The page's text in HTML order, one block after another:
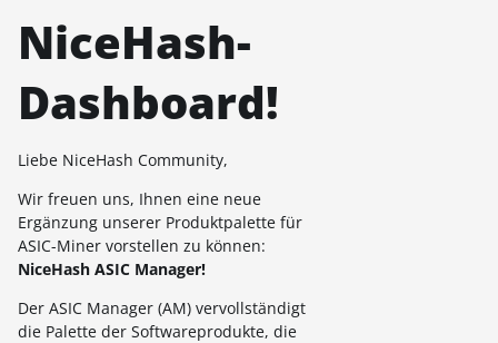
NiceHash-
Dashboard!
Liebe NiceHash Community,
Wir freuen uns, Ihnen eine neue
Ergänzung unserer Produktpalette für
ASIC-Miner vorstellen zu können:
NiceHash ASIC Manager!
Der ASIC Manager (AM) vervollständigt
die Palette der Softwareprodukte, die